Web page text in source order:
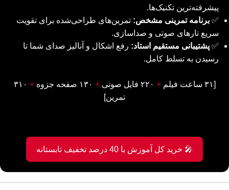
پیشرفته‌ترین تکنیک‌ها.
✅ برنامه تمرینی مشخص: تمرین‌های طراحی‌شده برای تقویت
سریع تار‌های صوتی و صداسازی.
✅ پشتیبانی مستقیم استاد: رفع اشکال و آنالیز صدای شما تا
رسیدن به تسلط کامل.
[۳۱ ساعت فیلم +
+
+ ۳۱۰
تمرین]
🎤 خرید کل آموزش با 40 درصد تخفیف تابستانه